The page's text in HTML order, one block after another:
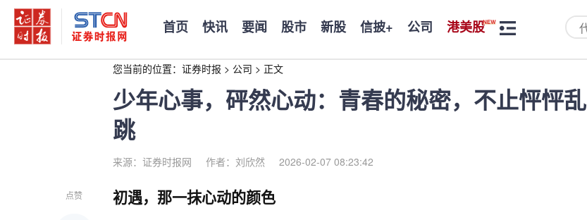
首页 快讯 要闻 股市 新股 信披+ 公司 港美股
您当前的位置： 证券时报 > 公司 > 正文
少年心事，砰然心动：青春的秘密，不止怦怦乱
跳
来源：证券时报网 作者：刘欣然 2026-02-07 08:23:42
点赞 初遇，那一抹心动的颜色